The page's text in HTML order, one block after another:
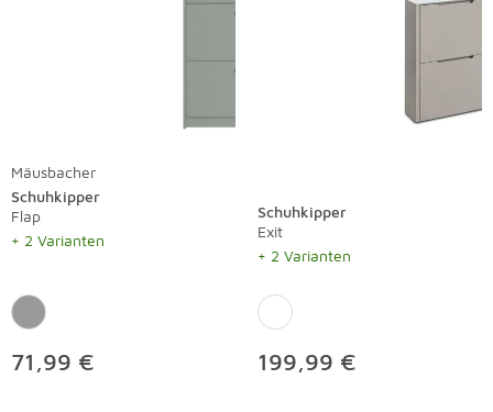
Mäusbacher
Schuhkipper
Flap
+ 2 Varianten
71,99 €
Schuhkipper
Exit
+ 2 Varianten
199,99 €